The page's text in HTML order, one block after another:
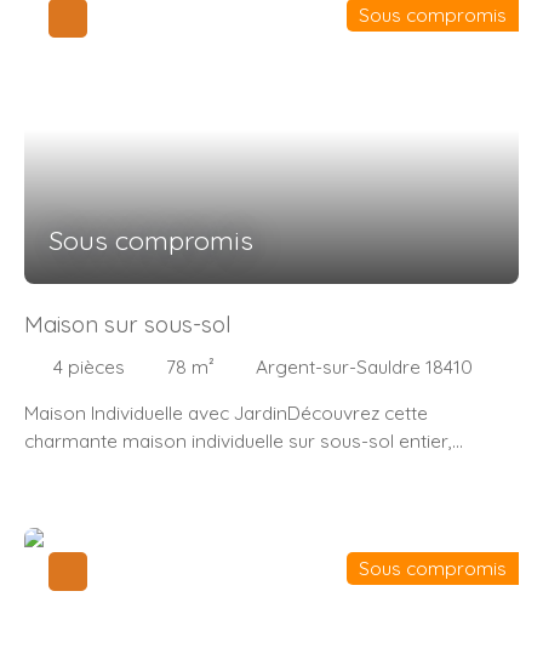
Sous compromis
Sous compromis
Maison sur sous-sol
4 pièces 78 m²
Argent-sur-Sauldre 18410
Maison Individuelle avec JardinDécouvrez cette
charmante maison individuelle sur sous-sol entier,
habitables et son jardin spacieux de 526 m², celle-ci
s'ouvre au rez-de-chaussée sur un couloir desservant un
séjour avec cheminée , une cuisine aménagée et
Sous compromis